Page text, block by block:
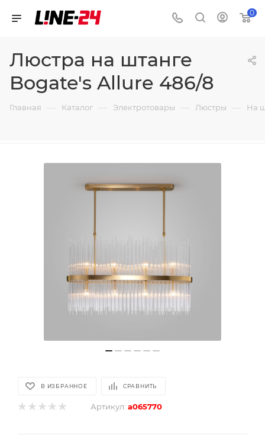
0
Люстра на штанге
Bogate's Allure 486/8
Главная — Каталог — Электротовары — Люстры — На
В ИЗБРАННОЕ СРАВНИТЬ
Артикул: a065770